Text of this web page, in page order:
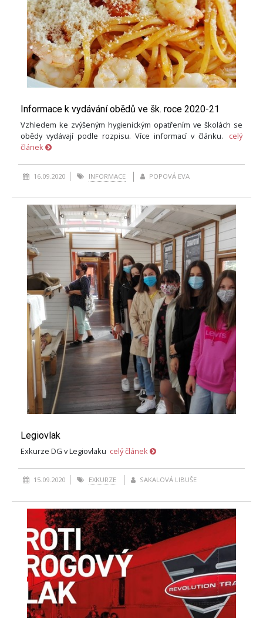
Informace k vydávání obědů ve šk. roce 2020-21
Vzhledem ke zvýšeným hygienickým opatřením ve školách se
obědy vydávají podle rozpisu. Více informací v článku.
celý
článek
16.09.2020 INFORMACE POPOVÁ EVA
Legiovlak
Exkurze DG v Legiovlaku celý článek
15.09.2020 EXKURZE SAKALOVÁ LIBUŠE